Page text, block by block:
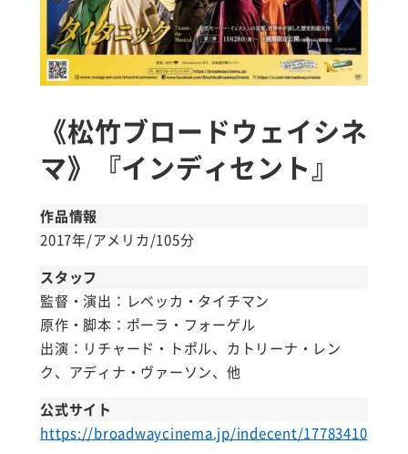
《松竹ブロードウェイシネ
マ》『インディセント』
作品情報
2017年/アメリカ/105分
スタッフ
監督・演出：レベッカ・タイチマン
原作・脚本：ポーラ・フォーゲル
出演：リチャード・トポル、カトリーナ・レン
ク、アディナ・ヴァーソン、他
公式サイト
https://broadwaycinema.jp/indecent/17783410